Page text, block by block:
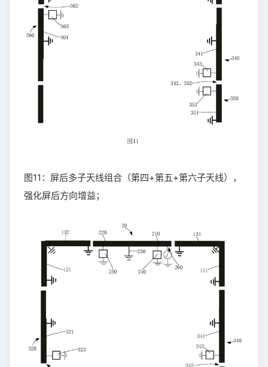
图11：屏后多子天线组合（第四+第五+第六子天线），
强化屏后方向增益；